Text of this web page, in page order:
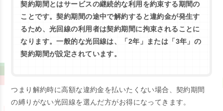
契約期間とはサービスの継続的な利用を約束する期間の
ことです。契約期間の途中で解約すると違約金が発生す
るため、光回線の利用者は契約期間に拘束されることに
なります。一般的な光回線は、「2年」または「3年」の
契約期間が設定されています。
つまり解約時に高額な違約金を払いたくない場合、契約期間
の縛りがない光回線を選んだ方がお得になってきます。